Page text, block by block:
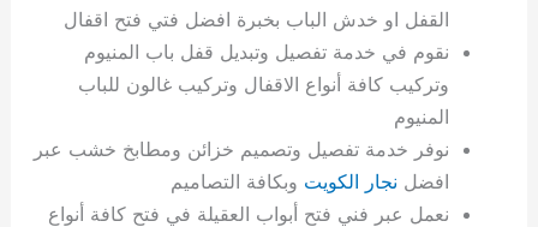
القفل او خدش الباب بخبرة افضل فتي فتح اقفال
نقوم في خدمة تفصيل وتبديل قفل باب المنيوم
وتركيب كافة أنواع الاقفال وتركيب غالون للباب
المنيوم
نوفر خدمة تفصيل وتصميم خزائن ومطابخ خشب عبر
افضل نجار الكويت وبكافة التصاميم
نعمل عبر فني فتح أبواب العقيلة في فتح كافة أنواع